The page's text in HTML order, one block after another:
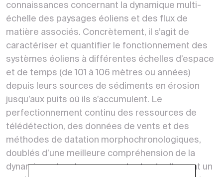
connaissances concernant la dynamique multi-
échelle des paysages éoliens et des flux de
matière associés. Concrètement, il s’agit de
caractériser et quantifier le fonctionnement des
systèmes éoliens à différentes échelles d’espace
et de temps (de 101 à 106 mètres ou années)
depuis leurs sources de sédiments en érosion
jusqu’aux puits où ils s’accumulent. Le
perfectionnement continu des ressources de
télédétection, des données de vents et des
méthodes de datation morphochronologiques,
doublés d’une meilleure compréhension de la
dynamique des dunes, apportent actuellement un